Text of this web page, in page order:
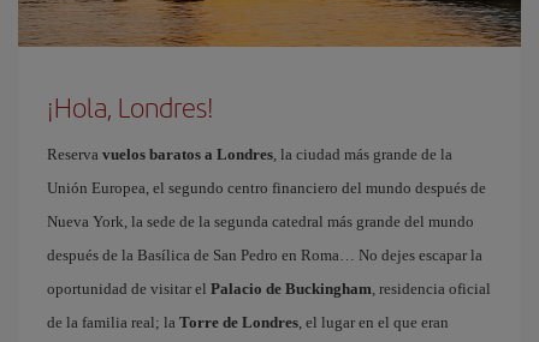
¡Hola, Londres!
Reserva vuelos baratos a Londres , la ciudad más grande de la
Unión Europea, el segundo centro financiero del mundo después de
Nueva York, la sede de la segunda catedral más grande del mundo
después de la Basílica de San Pedro en Roma… No dejes escapar la
oportunidad de visitar el Palacio de Buckingham , residencia oficial
de la familia real; la Torre de Londres , el lugar en el que eran